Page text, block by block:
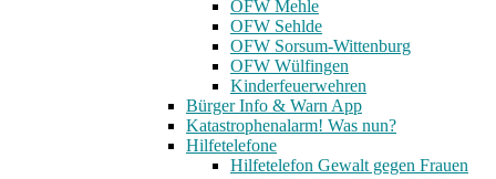
OFW Mehle
OFW Sehlde
OFW Sorsum-Wittenburg
OFW Wülfingen
Kinderfeuerwehren
Bürger Info & Warn App
Katastrophenalarm! Was nun?
Hilfetelefone
Hilfetelefon Gewalt gegen Frauen